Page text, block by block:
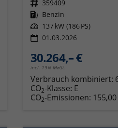
Fahrzeugnr. 359409
Kraftstoff Benzin
Leistung 137 kW (186 PS)
01.03.2026
30.264,– €
incl. 19% MwSt.
Verbrauch kombiniert:
CO2-Klasse: E
CO2-Emissionen: